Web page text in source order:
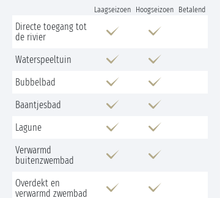
Laagseizoen Hoogseizoen Betalend
Directe toegang tot
de rivier
Waterspeeltuin
Bubbelbad
Baantjesbad
Lagune
Verwarmd
buitenzwembad
Overdekt en
verwarmd zwembad